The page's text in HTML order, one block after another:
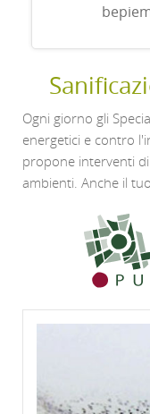
Ogni giorno gli
energetici e contro
propone interventi
ambienti. Anche il tuo.